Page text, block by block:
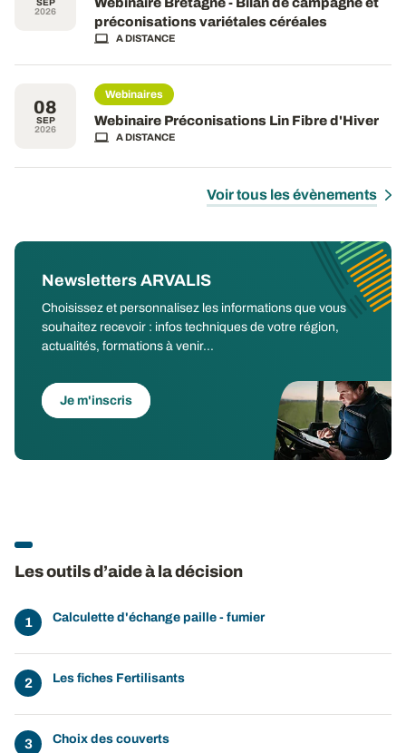
SEP
2026
préconisations variétales céréales
A DISTANCE
08
SEP
2026
Webinaires
Webinaire Préconisations Lin Fibre d'Hiver
A DISTANCE
Voir tous les évènements
Newsletters ARVALIS
Choisissez et personnalisez les informations que vous
souhaitez recevoir : infos techniques de votre région,
actualités, formations à venir...
Je m'inscris
Les outils d’aide à la décision
Calculette d'échange paille - fumier
Les fiches Fertilisants
Choix des couverts